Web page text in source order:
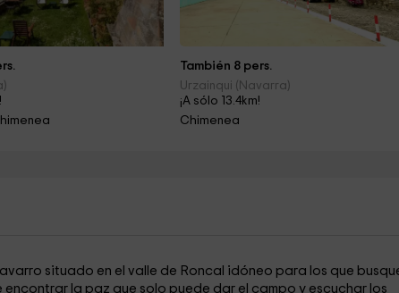
También 8 pers.
Urzainqui (Navarra)
¡A sólo 13.4km!
Chimenea
situado en el valle de Roncal idóneo para los que
la paz que solo puede dar el campo y escuchar los